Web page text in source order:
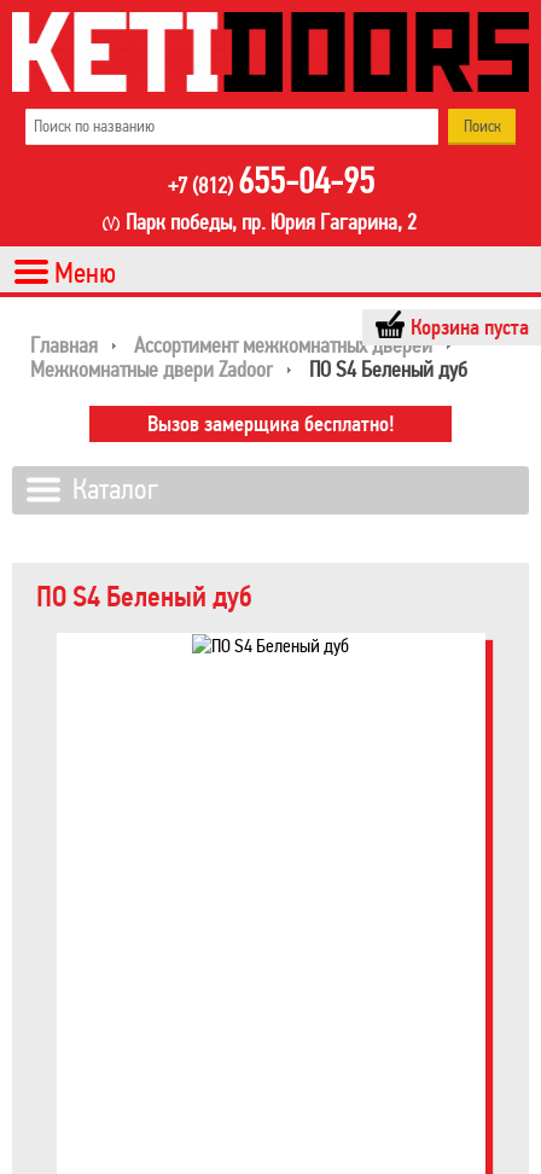
+7 (812) 655-04-95
Парк победы, пр. Юрия Гагарина, 2
Корзина пуста
Главная
Ассортимент межкомнатных дверей
Межкомнатные двери Zadoor
ПО S4 Беленый дуб
ПО S4 Беленый дуб